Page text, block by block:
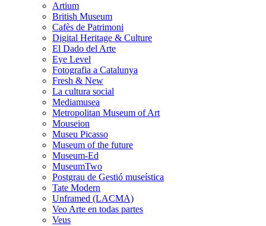
Artium
British Museum
Cafès de Patrimoni
Digital Heritage & Culture
El Dado del Arte
Eye Level
Fotografia a Catalunya
Fresh & New
La cultura social
Mediamusea
Metropolitan Museum of Art
Mouseion
Museu Picasso
Museum of the future
Museum-Ed
MuseumTwo
Postgrau de Gestió museística
Tate Modern
Unframed (LACMA)
Veo Arte en todas partes
Veus